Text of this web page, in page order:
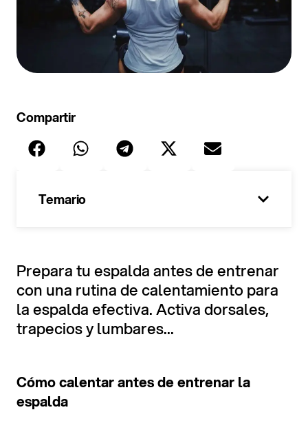
Prepara tu espalda antes de entrenar
con una rutina de calentamiento para
la espalda efectiva. Activa dorsales,
trapecios y lumbares...
Cómo calentar antes de entrenar la
espalda
100%
Temario
Compartir